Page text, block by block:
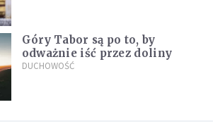
Góry Tabor są po to, by
odważnie iść przez doliny
DUCHOWOŚĆ